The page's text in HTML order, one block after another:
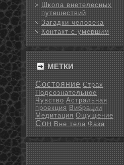
Школа внетелесных
путешествий
Загадки человека
Контакт с умершим
МЕТКИ
Состояние Страх
Подсознательное
Чувство Астральная
проекция Вибрации
Медитация Ощущение
Сон Вне тела Фаза